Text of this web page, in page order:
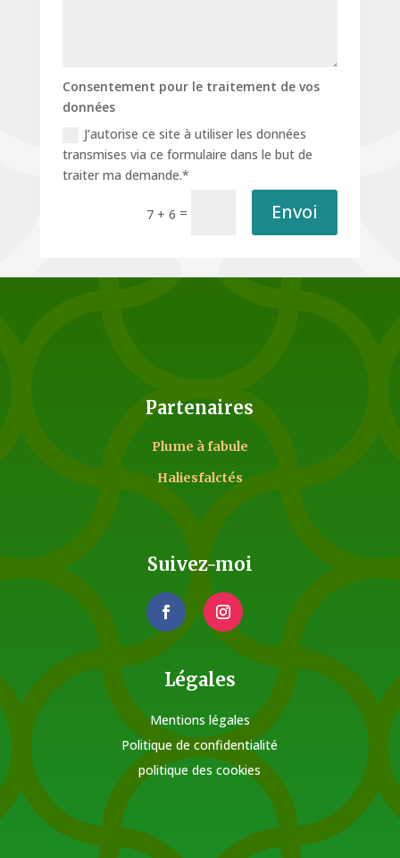
Consentement pour le traitement de vos
données
J’autorise ce site à utiliser les données
transmises via ce formulaire dans le but de
traiter ma demande.*
7 + 6 = Envoi
Partenaires
Plume à fabule
Haliesfalctés
Suivez-moi
Légales
Mentions légales
Politique de confidentialité
politique des cookies